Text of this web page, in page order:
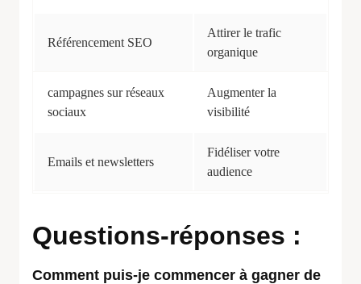
Référencement SEO
Attirer le trafic
organique
campagnes sur réseaux
sociaux
Augmenter la
visibilité
Emails et newsletters
Fidéliser votre
audience
Questions-réponses :
Comment puis-je commencer à gagner de